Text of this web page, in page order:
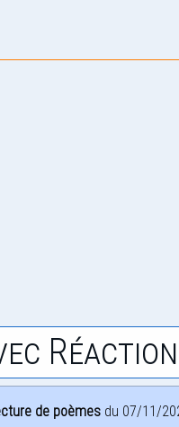
de poèmes du 07/11/